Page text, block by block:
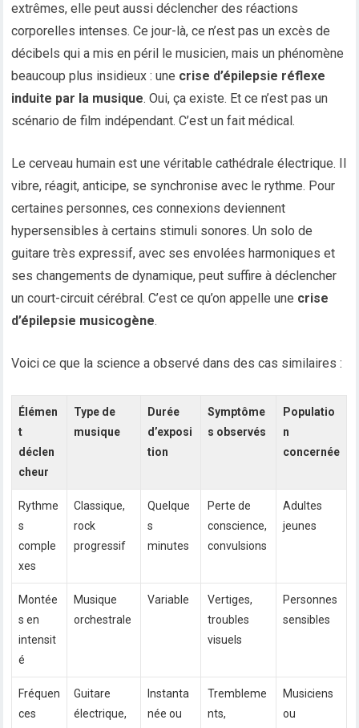
extrêmes, elle peut aussi déclencher des réactions
corporelles intenses. Ce jour-là, ce n’est pas un excès de
décibels qui a mis en péril le musicien, mais un phénomène
beaucoup plus insidieux : une crise d’épilepsie réflexe
induite par la musique. Oui, ça existe. Et ce n’est pas un
scénario de film indépendant. C’est un fait médical.
Le cerveau humain est une véritable cathédrale électrique. Il
vibre, réagit, anticipe, se synchronise avec le rythme. Pour
certaines personnes, ces connexions deviennent
hypersensibles à certains stimuli sonores. Un solo de
guitare très expressif, avec ses envolées harmoniques et
ses changements de dynamique, peut suffire à déclencher
un court-circuit cérébral. C’est ce qu’on appelle une crise
d’épilepsie musicogène.
Voici ce que la science a observé dans des cas similaires :
Élémen
t
déclen
cheur
Type de
musique
Durée
d’exposi
tion
Symptôme
s observés
Populatio
n
concernée
Rythme
s
comple
xes
Classique,
rock
progressif
Quelque
s
minutes
Perte de
conscience,
convulsions
Adultes
jeunes
Montée
s en
intensit
é
Musique
orchestrale
Variable
Vertiges,
troubles
visuels
Personnes
sensibles
Fréquen
ces
Guitare
électrique,
Instanta
née ou
Trembleme
nts,
Musiciens
ou